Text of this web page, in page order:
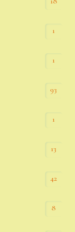
1
1
93
1
13
42
8